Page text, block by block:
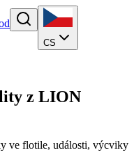
CS
z LION
ve flotile, události, výcviky